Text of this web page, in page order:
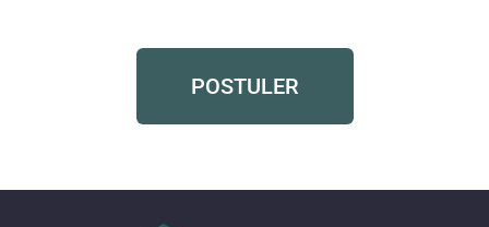
POSTULER